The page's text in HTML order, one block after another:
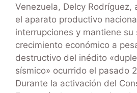
Venezuela, Delcy Rodríguez,
el aparato productivo
interrupciones y mantiene su
crecimiento económico a
destructivo del inédito
sísmico» ocurrido el pasado
Durante la activación del